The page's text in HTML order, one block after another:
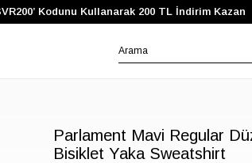
Kodunu Kullanarak 200 TL İndirim Kazan
Parlament Mavi Regular
Bisiklet Yaka Sweatshirt